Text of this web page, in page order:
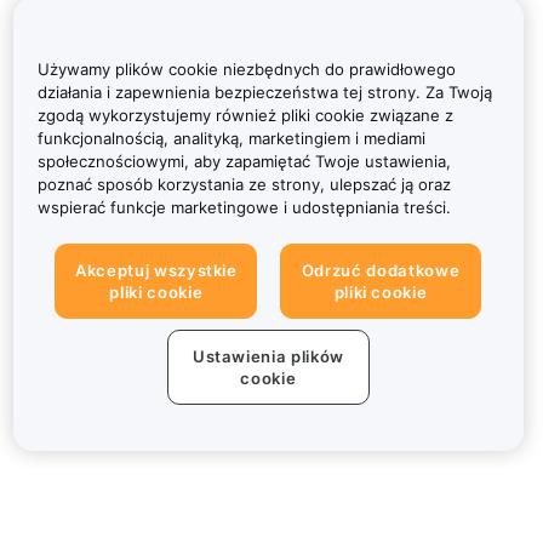
Używamy plików cookie niezbędnych do prawidłowego
działania i zapewnienia bezpieczeństwa tej strony. Za Twoją
zgodą wykorzystujemy również pliki cookie związane z
funkcjonalnością, analityką, marketingiem i mediami
społecznościowymi, aby zapamiętać Twoje ustawienia,
poznać sposób korzystania ze strony, ulepszać ją oraz
wspierać funkcje marketingowe i udostępniania treści.
Akceptuj wszystkie
pliki cookie
Odrzuć dodatkowe
pliki cookie
Ustawienia plików
cookie